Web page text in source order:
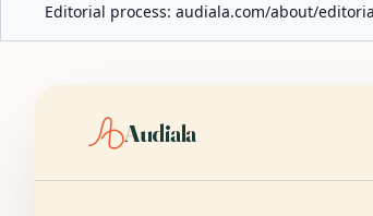
Editorial process: audiala.com/about/
Audiala